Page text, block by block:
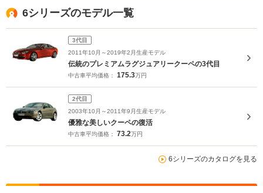
6シリーズのモデル一覧
3代目
2011年10月～2019年2月生産モデル
伝統のプレミアムラグジュアリークーペの3代目
中古車平均価格： 175.3万円
2代目
2003年10月～2011年9月生産モデル
優雅な美しいクーペの復活
中古車平均価格： 73.2万円
6シリーズのカタログを見る